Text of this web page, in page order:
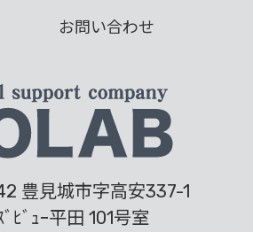
お問い合わせ
豊見城市字高安337-1
ﾞﾋﾞｭｰ平田 101号室